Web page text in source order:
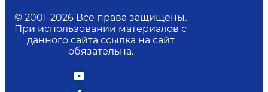
© 2001-2026 Все права защищены.
При использовании материалов с
данного сайта ссылка на сайт
обязательна.